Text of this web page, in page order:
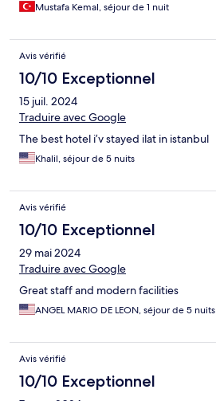
Mustafa Kemal, séjour de 1 nuit
Avis vérifié
10/10 Exceptionnel
15 juil. 2024
Traduire avec Google
The best hotel i’v stayed ilat in istanbul
Khalil, séjour de 5 nuits
Avis vérifié
10/10 Exceptionnel
29 mai 2024
Traduire avec Google
Great staff and modern facilities
ANGEL MARIO DE LEON, séjour de 5 nuits
Avis vérifié
10/10 Exceptionnel